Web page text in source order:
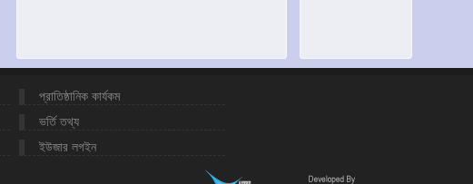
প্রাতিষ্ঠানিক কার্যকম
ভর্তি তথ্য
ইউজার লগইন